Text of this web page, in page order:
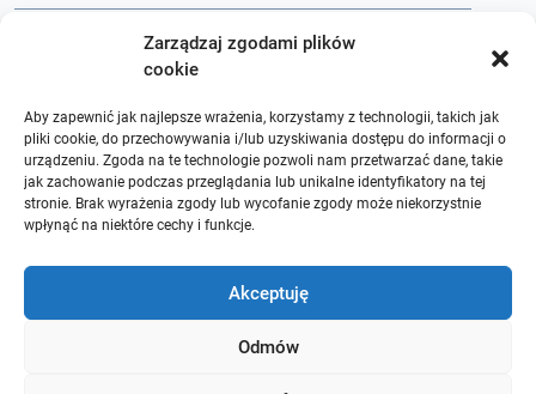
Zarządzaj zgodami plików
cookie
Aby zapewnić jak najlepsze wrażenia, korzystamy z technologii, takich jak
pliki cookie, do przechowywania i/lub uzyskiwania dostępu do informacji o
urządzeniu. Zgoda na te technologie pozwoli nam przetwarzać dane, takie
jak zachowanie podczas przeglądania lub unikalne identyfikatory na tej
stronie. Brak wyrażenia zgody lub wycofanie zgody może niekorzystnie
wpłynąć na niektóre cechy i funkcje.
Akceptuję
Odmów
O nas